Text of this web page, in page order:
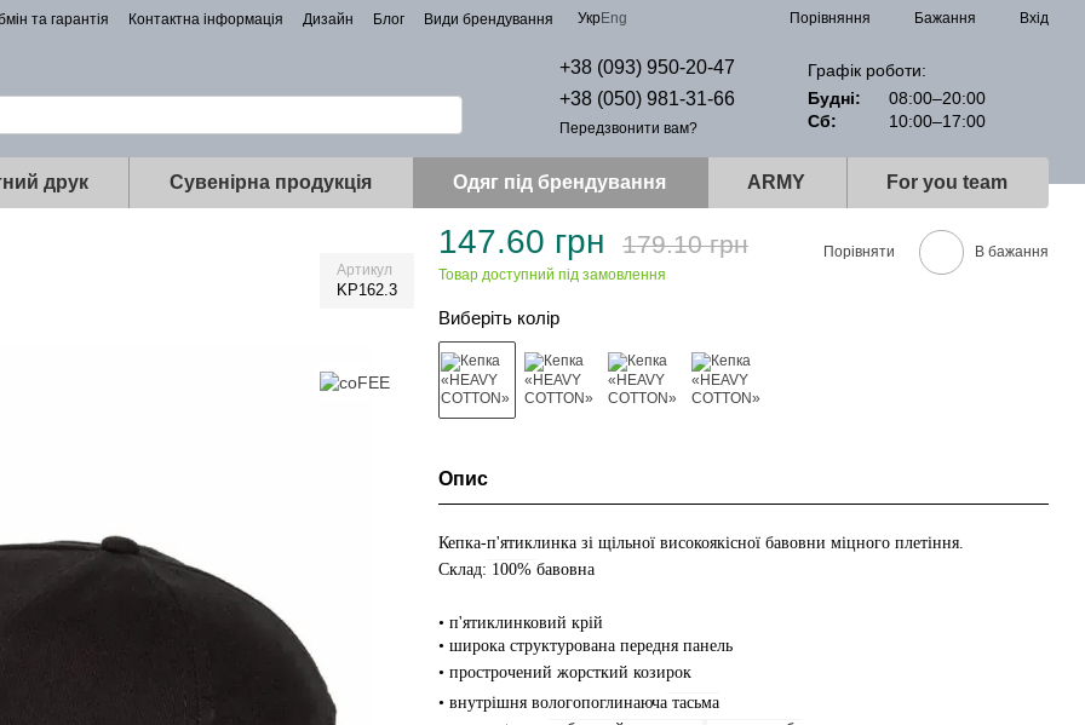
та гарантія Контактна інформація Дизайн Блог Види брендування УкрEng Порівняння Бажання Вхід
+38 (093) 950-20-47
+38 (050) 981-31-66
Передзвонити вам?
Графік роботи:
Будні:
08:00–20:00
Сб:
10:00–17:00
друк Сувенірна продукція Одяг під брендування ARMY For you team
Артикул
KP162.3
147.60 грн 179.10 грн
Товар доступний під замовлення
Порівняти В бажання
Виберіть колір
Опис
Кепка-п'ятиклинказі щільної високоякісної бавовни міцного плетіння.
Склад: 100%бавовна
•п'ятиклинковий крій
• широкаструктурована передня панель
• прострочений жорсткий козирок
•внутрішня вологопоглинаюча тасьма